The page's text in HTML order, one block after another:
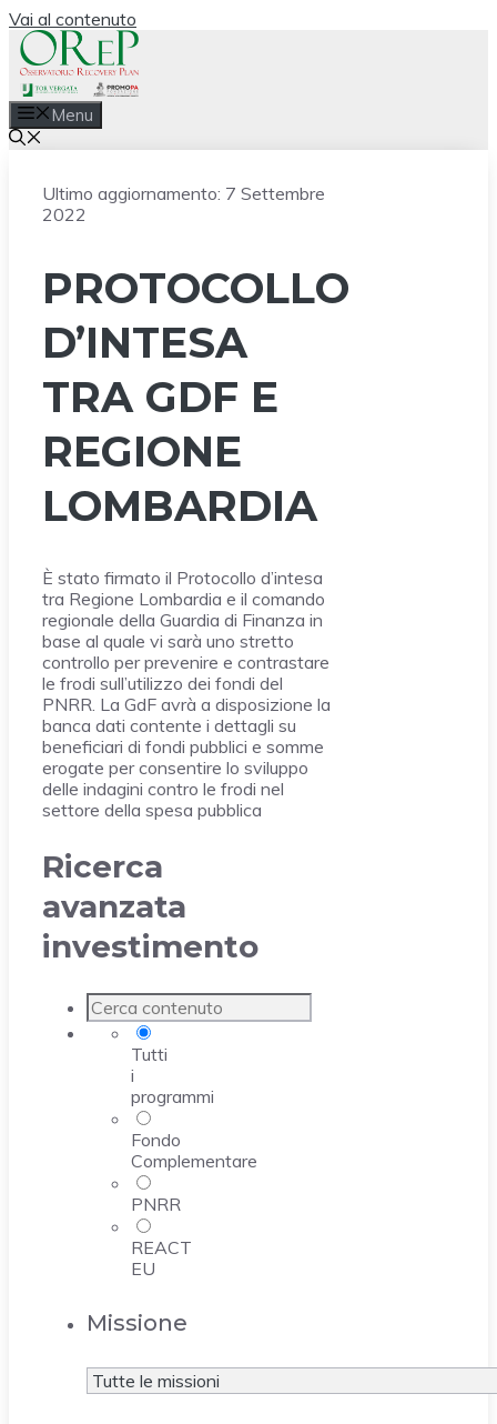
Vai al contenuto
Menu
Ultimo aggiornamento: 7 Settembre
2022
PROTOCOLLO
D’INTESA
TRA GDF E
REGIONE
LOMBARDIA
È stato firmato il Protocollo d’intesa
tra Regione Lombardia e il comando
regionale della Guardia di Finanza in
base al quale vi sarà uno stretto
controllo per prevenire e contrastare
le frodi sull’utilizzo dei fondi del
PNRR. La GdF avrà a disposizione la
banca dati contente i dettagli su
beneficiari di fondi pubblici e somme
erogate per consentire lo sviluppo
delle indagini contro le frodi nel
settore della spesa pubblica
Ricerca
avanzata
investimento
Tutti
i
programmi
Fondo
Complementare
PNRR
REACT
EU
Missione